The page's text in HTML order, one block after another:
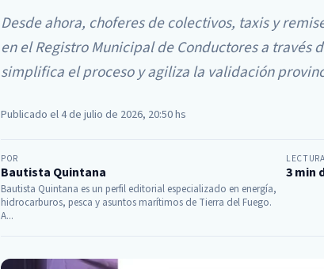
Desde ahora, choferes de colectivos, taxis y
en el Registro Municipal de Conductores a
simplifica el proceso y agiliza la validación
Publicado el 4 de julio de 2026, 20:50 hs
POR
Bautista Quintana
Bautista Quintana es un perfil editorial especializado en energía,
hidrocarburos, pesca y asuntos marítimos de Tierra del Fuego.
A...
LECTURA
3 min